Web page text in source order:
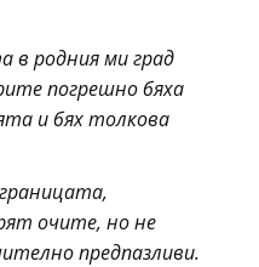
в родния ми град
погрешно бяха
и бях толкова
очите, но не
предпазливи.